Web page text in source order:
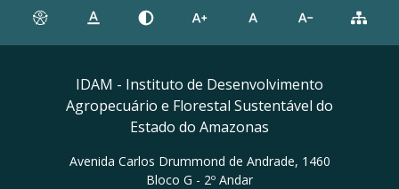
IDAM - Instituto de Desenvolvimento
Agropecuário e Florestal Sustentável do
Estado do Amazonas
Avenida Carlos Drummond de Andrade, 1460
Bloco G - 2º Andar